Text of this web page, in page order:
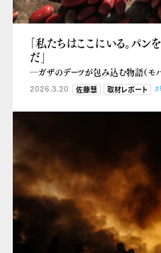
「私たちはここにいる。パン
だ」
―ガザのデーツが包み込む物語（モハ
2026.3.20 佐藤慧 取材レポート #